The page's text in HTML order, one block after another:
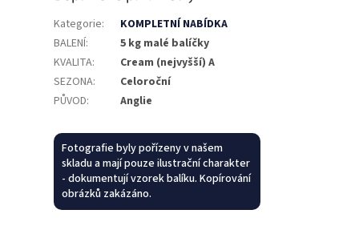
Kategorie:
KOMPLETNÍ NABÍDKA
BALENÍ:
5 kg malé balíčky
KVALITA:
Cream (nejvyšší) A
SEZONA:
Celoroční
PŮVOD: Anglie
Fotografie byly pořízeny v našem
skladu a mají pouze ilustrační charakter
- dokumentují vzorek balíku. Kopírování
obrázků zakázáno.